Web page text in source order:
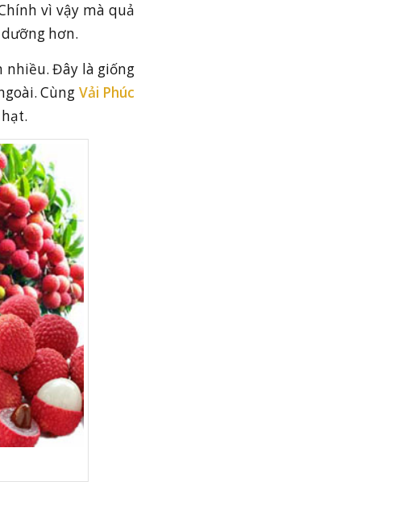
vì vậy mà quả
hơn.
nhiều. Đây là giống
Cùng Vải Phúc